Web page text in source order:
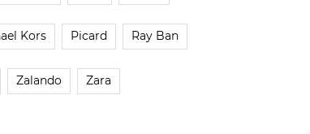
Kors Picard Ray Ban
Zalando Zara